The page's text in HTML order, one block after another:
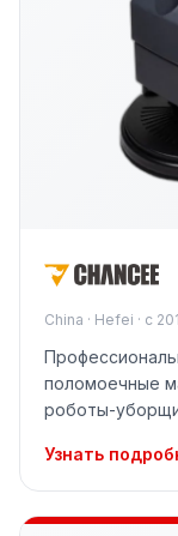
China · Hefei · с
поломоечные
роботы-
Узнать